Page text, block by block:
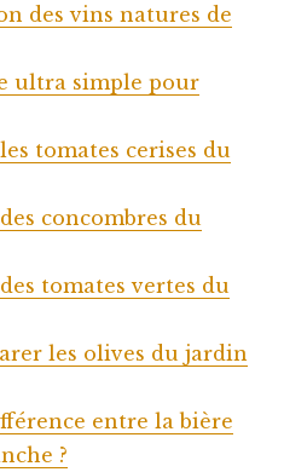
des vins natures de
ultra simple pour
tomates cerises du
concombres du
tomates vertes du
les olives du jardin
entre la bière
?